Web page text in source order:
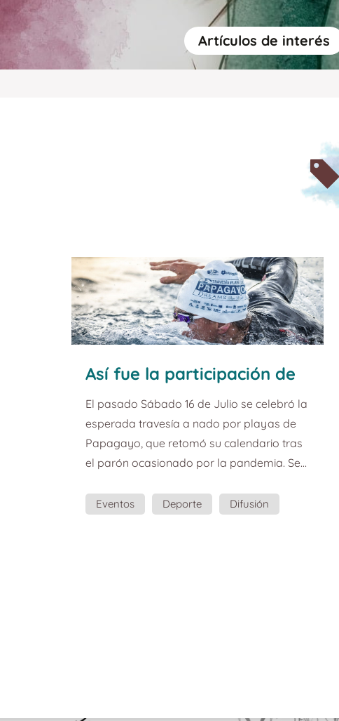
Artículos de interés
Así fue la participación de
Yaizart en la Travesía a
Nado Playas de Papagayo
Dreams Playa Dorada.
El pasado Sábado 16 de Julio se celebró la
esperada travesía a nado por playas de
Papagayo, que retomó su calendario tras
el parón ocasionado por la pandemia. Se
Canarias con 5.000 metros de recorrido en
Eventos Deporte Difusión